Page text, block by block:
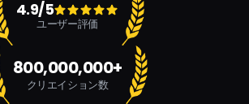
4.9/5
ユーザー評価
800,000,000+
クリエイション数